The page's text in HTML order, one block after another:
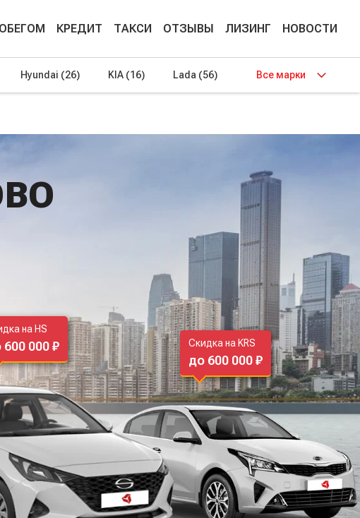
КРЕДИТ ТАКСИ ОТЗЫВЫ ЛИЗИНГ НОВОСТИ
Hyundai (26) KIA (16) Lada (56) Все марки
на HS
600 000 ₽ Скидка на KRS
до 600 000 ₽